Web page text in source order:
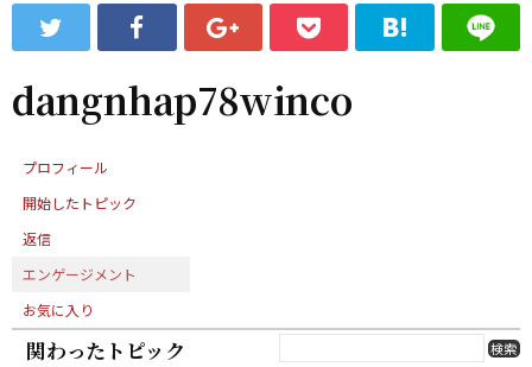
ッ
フ
ォ
ム
dangnhap78winco
プロフィール
開始したトピック
返信
エンゲージメント
お気に入り
関わったトピック